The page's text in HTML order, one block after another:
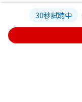
30秒試聴中